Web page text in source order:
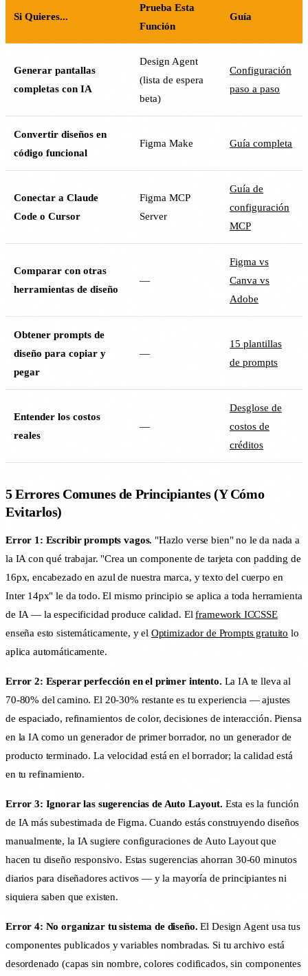
Si Quieres...
Prueba Esta
Función
Guía
Generar pantallas
completas con IA
Design Agent
(lista de espera
beta)
Configuración
paso a paso
Convertir diseños en
código funcional
Figma Make Guía completa
Conectar a Claude
Code o Cursor
Figma MCP
Server
Guía de
configuración
MCP
Comparar con otras
herramientas de diseño
—
Figma vs
Canva vs
Adobe
Obtener prompts de
diseño para copiar y
pegar
—
15 plantillas
de prompts
Entender los costos
reales
—
Desglose de
costos de
créditos
5 Errores Comunes de Principiantes (Y Cómo
Evitarlos)
Error 1: Escribir prompts vagos. "Hazlo verse bien" no le da nada a
la IA con qué trabajar. "Crea un componente de tarjeta con padding de
16px, encabezado en azul de nuestra marca, y texto del cuerpo en
Inter 14px" le da todo. El mismo principio se aplica a toda herramienta
de IA — la especificidad produce calidad. Elframework ICCSSE
enseña esto sistemáticamente, y el Optimizador de Prompts gratuito lo
aplica automáticamente.
Error 2: Esperar perfección en el primer intento. La IA te lleva al
70-80% del camino. El 20-30% restante es tu experiencia — ajustes
de espaciado, refinamientos de color, decisiones de interacción. Piensa
en la IA como un generador de primer borrador, no un generador de
producto terminado. La velocidad está en el borrador; la calidad está
en tu refinamiento.
Error 3: Ignorar las sugerencias de Auto Layout. Esta es la función
de IA más subestimada de Figma. Cuando estás construyendo diseños
manualmente, la IA sugiere configuraciones de Auto Layout que
hacen tu diseño responsivo. Estas sugerencias ahorran 30-60 minutos
diarios para diseñadores activos — y la mayoría de principiantes ni
siquiera saben que existen.
Error 4: No organizar tu sistema de diseño. El Design Agent usa tus
componentes publicados y variables nombradas. Si tu archivo está
desordenado (capas sin nombre, colores codificados, sin componentes